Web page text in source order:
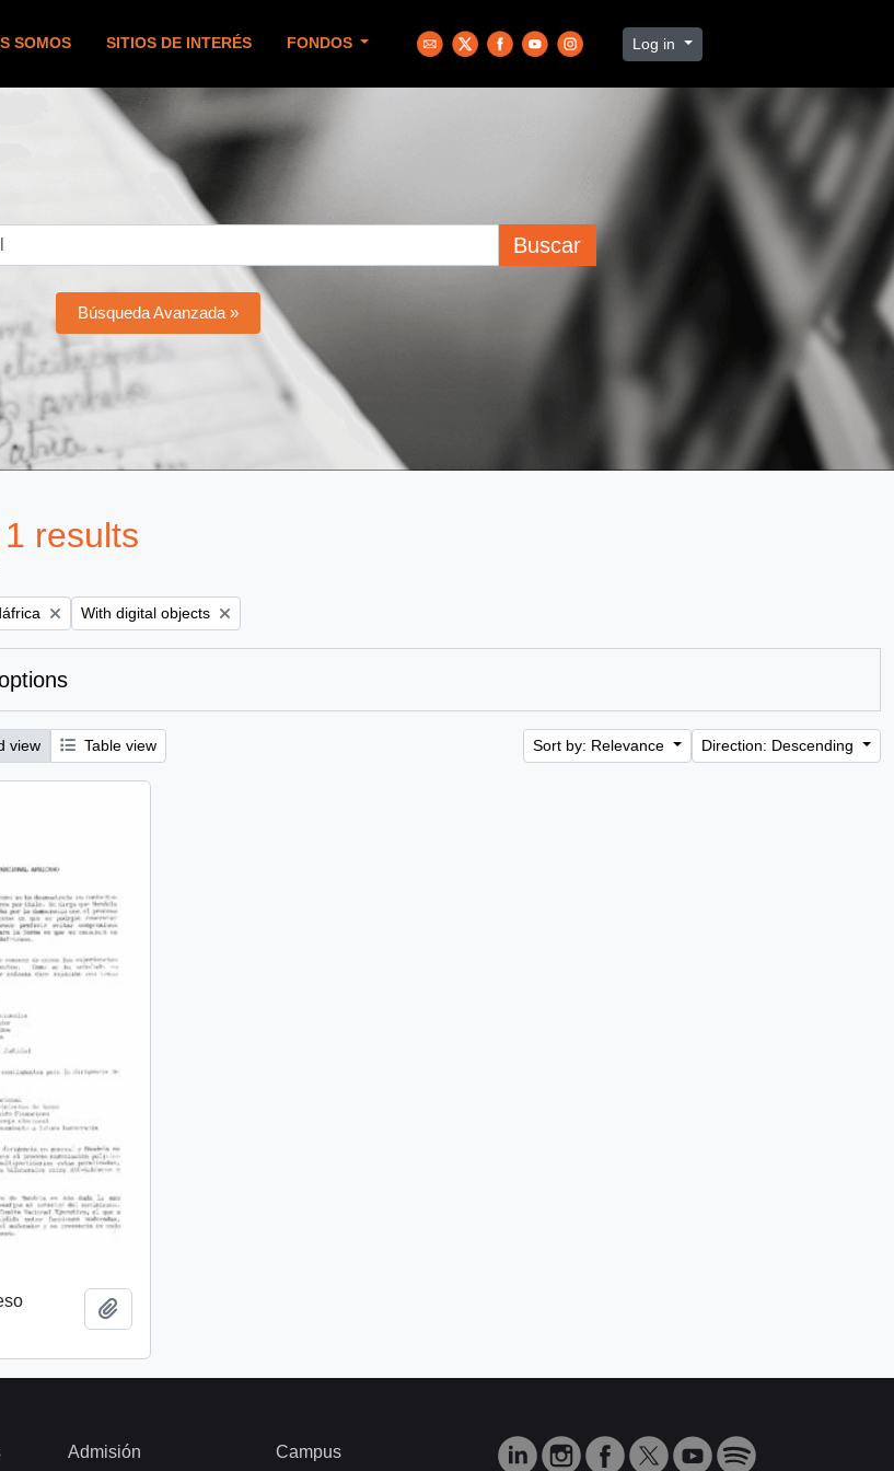
SOMOS SITIOS DE INTERÉS FONDOS Log in
Buscar
Búsqueda Avanzada »
results
Remove filter:
With digital objects
view Table view Sort by: Relevance Direction: Descending
Admisión Campus